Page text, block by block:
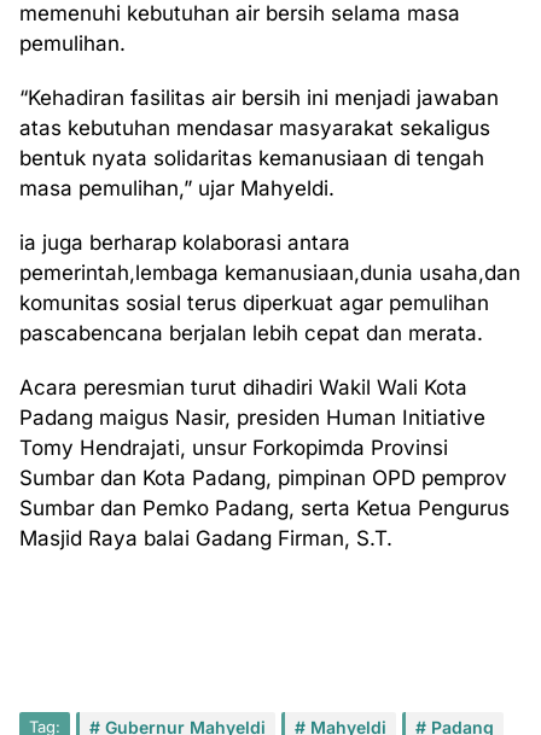
memenuhi kebutuhan air bersih selama masa
pemulihan.
“Kehadiran fasilitas air bersih ini menjadi jawaban
atas kebutuhan mendasar masyarakat sekaligus
bentuk nyata solidaritas kemanusiaan di tengah
masa pemulihan,” ujar Mahyeldi.
ia juga berharap kolaborasi antara
pemerintah,lembaga kemanusiaan,dunia usaha,dan
komunitas sosial terus diperkuat agar pemulihan
pascabencana berjalan lebih cepat dan merata.
Acara peresmian turut dihadiri Wakil Wali Kota
Padang maigus Nasir, presiden Human Initiative
Tomy Hendrajati, unsur Forkopimda Provinsi
Sumbar dan Kota Padang, pimpinan OPD pemprov
Sumbar dan Pemko Padang, serta Ketua Pengurus
Masjid Raya balai Gadang Firman, S.T.
Tag: Gubernur Mahyeldi Mahyeldi Padang